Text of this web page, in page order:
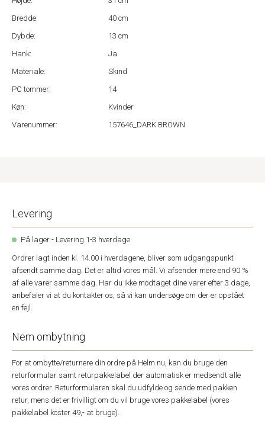
Bredde:
40 cm
Dybde:
13 cm
Hank:
Ja
Materiale:
Skind
PC tommer:
14
Køn:
Kvinder
Varenummer:
157646_DARK BROWN
Levering
På lager - Levering 1-3 hverdage
Ordrer lagt inden kl. 14.00 i hverdagene, bliver som udgangspunkt
afsendt samme dag. Det er altid vores mål. Vi afsender mere end 90 %
af alle varer samme dag. Har du ikke modtaget dine varer efter 3 dage,
anbefaler vi at du kontakter os, så vi kan undersøge om der er opstået
en fejl.
Nem ombytning
For at ombytte/returnere din ordre på Helm.nu, kan du bruge den
returformular samt returpakkelabel der automatisk er medsendt alle
vores ordrer. Returformularen skal du udfylde og sende med pakken
retur, mens det er frivilligt om du vil bruge vores pakkelabel (vores
pakkelabel koster 49,- at bruge).